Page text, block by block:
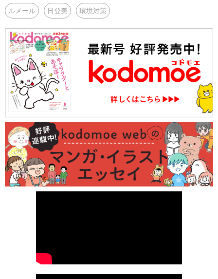
ルメール 日登美 環境対策